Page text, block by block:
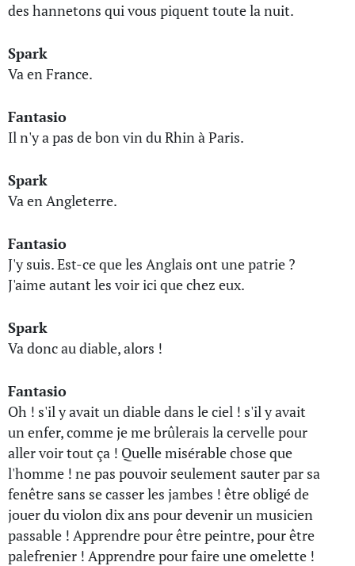
des hannetons qui vous piquent toute la nuit.
Spark
Va en France.
Fantasio
Il n'y a pas de bon vin du Rhin à Paris.
Spark
Va en Angleterre.
Fantasio
J'y suis. Est-ce que les Anglais ont une patrie ?
J'aime autant les voir ici que chez eux.
Spark
Va donc au diable, alors !
Fantasio
Oh ! s'il y avait un diable dans le ciel ! s'il y avait
un enfer, comme je me brûlerais la cervelle pour
aller voir tout ça ! Quelle misérable chose que
l'homme ! ne pas pouvoir seulement sauter par sa
fenêtre sans se casser les jambes ! être obligé de
jouer du violon dix ans pour devenir un musicien
passable ! Apprendre pour être peintre, pour être
palefrenier ! Apprendre pour faire une omelette !